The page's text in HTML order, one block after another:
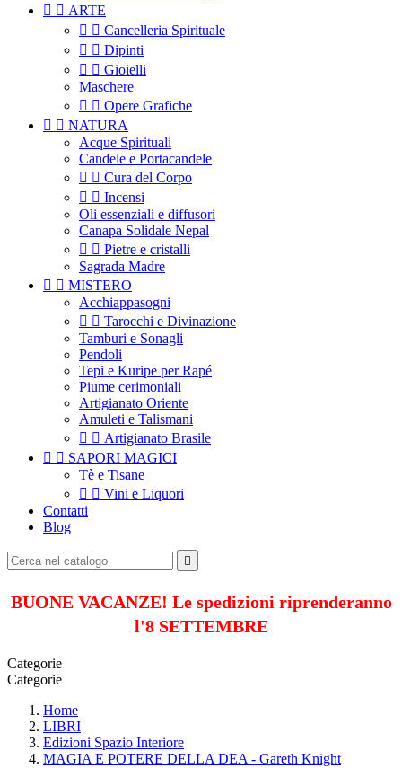
  ARTE
  Cancelleria Spirituale
  Dipinti
  Gioielli
Maschere
  Opere Grafiche
  NATURA
Acque Spirituali
Candele e Portacandele
  Cura del Corpo
  Incensi
Oli essenziali e diffusori
Canapa Solidale Nepal
  Pietre e cristalli
Sagrada Madre
  MISTERO
Acchiappasogni
  Tarocchi e Divinazione
Tamburi e Sonagli
Pendoli
Tepi e Kuripe per Rapé
Piume cerimoniali
Artigianato Oriente
Amuleti e Talismani
  Artigianato Brasile
  SAPORI MAGICI
Tè e Tisane
  Vini e Liquori
Contatti
Blog

BUONE VACANZE! Le spedizioni riprenderanno
l'8 SETTEMBRE
Categorie
Categorie
Home
LIBRI
Edizioni Spazio Interiore
MAGIA E POTERE DELLA DEA - Gareth Knight